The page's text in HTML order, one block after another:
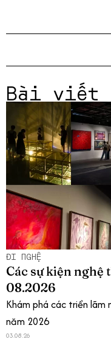
Bài viết
ĐI NGHỆ
Các sự kiện nghệ
08.2026
Khám phá các triển
năm 2026
03.08.26